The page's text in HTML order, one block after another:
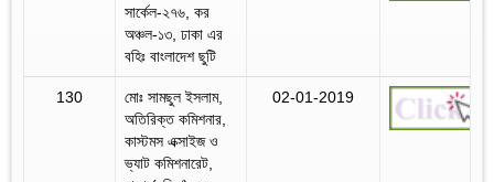
সার্কেল-২৭৬, কর
অঞ্চল-১৩, ঢাকা এর
বহিঃ বাংলাদেশ ছুটি
130
মোঃ সামছুল ইসলাম,
অতিরিক্ত কমিশনার,
কাস্টমস এক্সাইজ ও
ভ্যাট কমিশনারেট,
02-01-2019